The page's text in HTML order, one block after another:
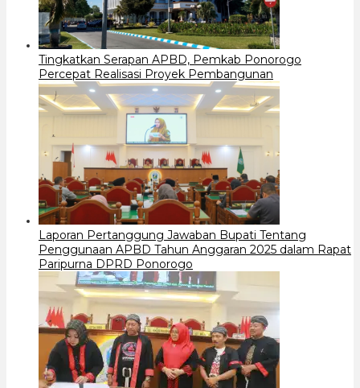
Tingkatkan Serapan APBD, Pemkab Ponorogo
Percepat Realisasi Proyek Pembangunan
Laporan Pertanggung Jawaban Bupati Tentang
Penggunaan APBD Tahun Anggaran 2025 dalam Rapat
Paripurna DPRD Ponorogo